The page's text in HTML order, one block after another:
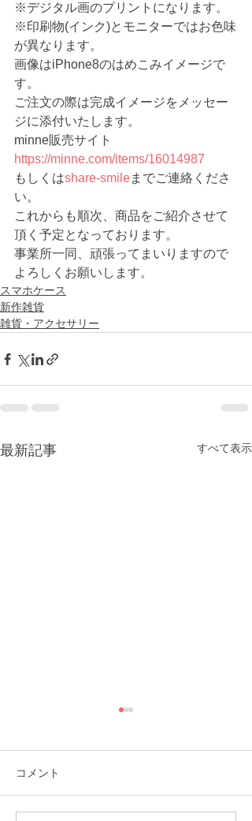
※デジタル画のプリントになります。
※印刷物(インク)とモニターではお色味
が異なります。
画像はiPhone8のはめこみイメージで
す。
ご注文の際は完成イメージをメッセー
ジに添付いたします。
minne販売サイト
https://minne.com/items/16014987
もしくはshare-smileまでご連絡くださ
い。
これからも順次、商品をご紹介させて
頂く予定となっております。
事業所一同、頑張ってまいりますので
よろしくお願いします。
スマホケース
新作雑貨
雑貨・アクセサリー
最新記事 すべて表示
コメント